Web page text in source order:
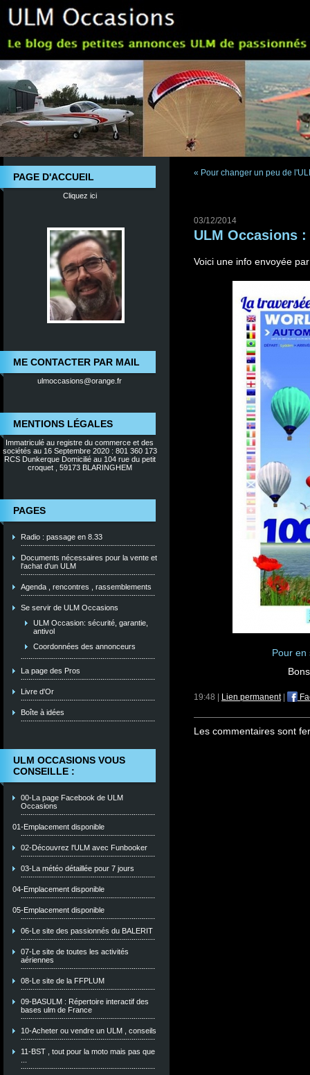
PAGE D'ACCUEIL
Cliquez ici
ME CONTACTER PAR MAIL
ulmoccasions@orange.fr
MENTIONS LÉGALES
Immatriculé au registre du commerce et des
sociétés au 16 Septembre 2020 : 801 360 173
RCS Dunkerque Domicilié au 104 rue du petit
croquet , 59173 BLARINGHEM
PAGES
Radio : passage en 8.33
Documents nécessaires pour la vente et
l'achat d'un ULM
Agenda , rencontres , rassemblements
Se servir de ULM Occasions
ULM Occasion: sécurité, garantie,
antivol
Coordonnées des annonceurs
La page des Pros
Livre d'Or
Boîte à idées
ULM OCCASIONS VOUS
CONSEILLE :
00-La page Facebook de ULM
Occasions
01-Emplacement disponible
02-Découvrez l'ULM avec Funbooker
03-La météo détaillée pour 7 jours
04-Emplacement disponible
05-Emplacement disponible
06-Le site des passionnés du BALERIT
07-Le site de toutes les activités
aériennes
08-Le site de la FFPLUM
09-BASULM : Répertoire interactif des
bases ulm de France
10-Acheter ou vendre un ULM , conseils
11-BST , tout pour la moto mais pas que
« Pour changer un peu de
03/12/2014
ULM Occasions
Voici une info envoyée
Pour
19:48 | Lien permanent|
Les commentaires sont